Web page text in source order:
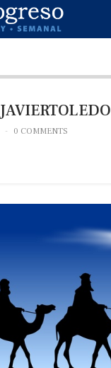
JAVIERTOLEDO
0 COMMENTS